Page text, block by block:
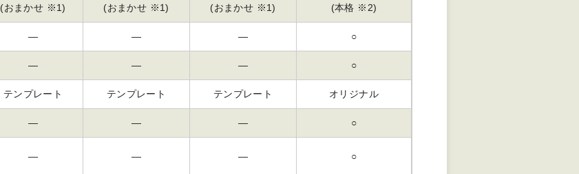
(おまかせ ※1)
(おまかせ ※1)
(おまかせ ※1)
(本格 ※2)
― ― ― ○
― ― ― ○
テンプレート テンプレート テンプレート オリジナル
― ― ― ○
― ― ― ○